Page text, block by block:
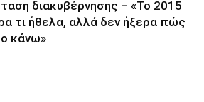
διακυβέρνησης – «Το 2015
τι ήθελα, αλλά δεν ήξερα πώς
κάνω»